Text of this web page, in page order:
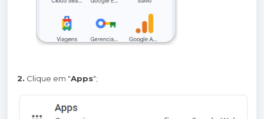
2. Clique em "Apps";